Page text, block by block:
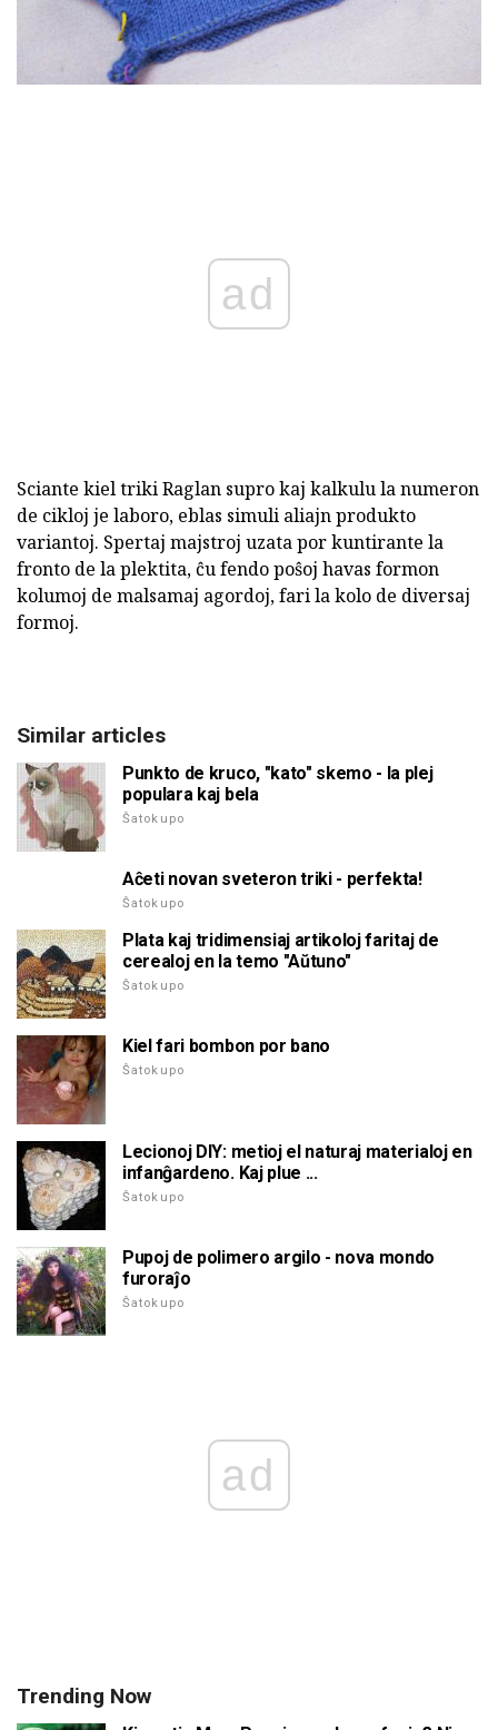
ad
Sciante kiel triki Raglan supro kaj kalkulu la numeron
de cikloj je laboro, eblas simuli aliajn produkto
variantoj. Spertaj majstroj uzata por kuntirante la
fronto de la plektita, ĉu fendo poŝoj havas formon
kolumoj de malsamaj agordoj, fari la kolo de diversaj
formoj.
Similar articles
Punkto de kruco, "kato" skemo - la plej
populara kaj bela
Ŝatokupo
Aĉeti novan sveteron triki - perfekta!
Ŝatokupo
Plata kaj tridimensiaj artikoloj faritaj de
cerealoj en la temo "Aŭtuno"
Ŝatokupo
Kiel fari bombon por bano
Ŝatokupo
Lecionoj DIY: metioj el naturaj materialoj en
infanĝardeno. Kaj plue ...
Ŝatokupo
Pupoj de polimero argilo - nova mondo
furoraĵo
Ŝatokupo
ad
Trending Now